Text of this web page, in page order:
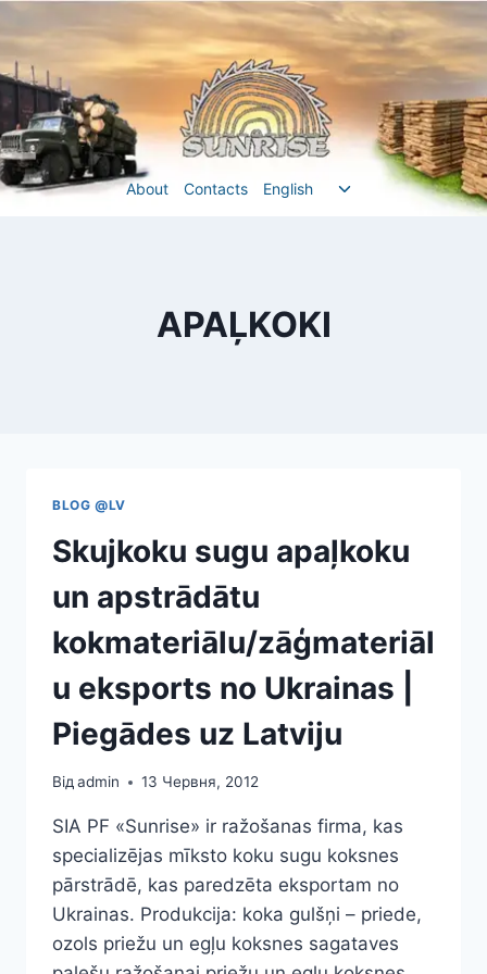
Перейти
до
вмісту
About Contacts English
Перемкнути
APAĻKOKI
BLOG @LV
Skujkoku sugu apaļkoku
un apstrādātu
kokmateriālu/zāģmateriāl
u eksports no Ukrainas |
Piegādes uz Latviju
Відadmin 13 Червня, 2012
SIA PF «Sunrise» ir ražošanas firma, kas
specializējas mīksto koku sugu koksnes
pārstrādē, kas paredzēta eksportam no
Ukrainas. Produkcija: koka gulšņi – priede,
ozols priežu un egļu koksnes sagataves